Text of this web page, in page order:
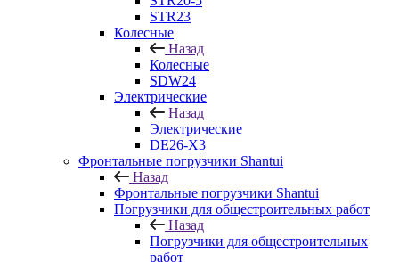
STR23
Колесные
Назад
Колесные
SDW24
Электрические
Назад
Электрические
DE26-X3
Фронтальные погрузчики Shantui
Назад
Фронтальные погрузчики Shantui
Погрузчики для общестроительных работ
Назад
Погрузчики для общестроительных
работ